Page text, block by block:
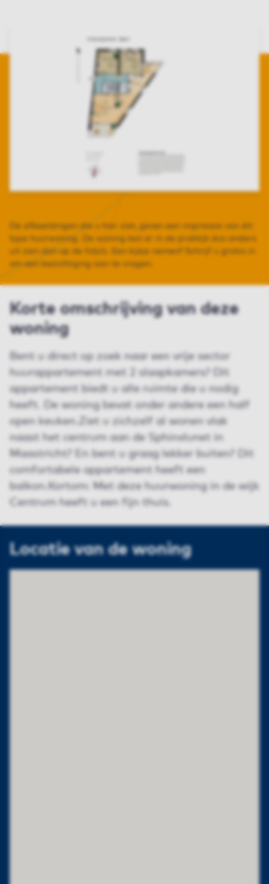
De afbeeldingen die u hier ziet, geven een impressie van dit
type huurwoning. De woning kan er in de praktijk dus anders
uit zien dan op de foto’s. Een kijkje nemen? Schrijf u gratis in
om een bezichtiging aan te vragen.
Korte omschrijving van deze
woning
Bent u direct op zoek naar een vrije sector
huurappartement met 2 slaapkamers? Dit
appartement biedt u alle ruimte die u nodig
heeft. De woning bevat onder andere een half
open keuken.Ziet u zichzelf al wonen vlak
naast het centrum aan de Sphinxlunet in
Maastricht? En bent u graag lekker buiten? Dit
comfortabele appartement heeft een
balkon.Kortom: Met deze huurwoning in de wijk
Centrum heeft u een fijn thuis.
Locatie van de woning